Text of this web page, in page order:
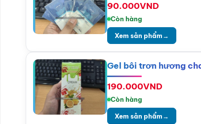
90.000VND
Còn hàng
Xem sản phẩm→
Gel bôi trơn hương
190.000VND
Còn hàng
Xem sản phẩm→